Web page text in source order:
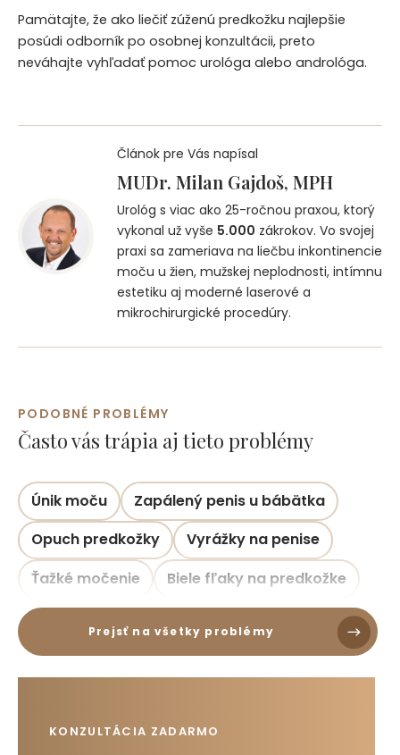
Pamätajte, že ako liečiť zúženú predkožku najlepšie
posúdi odborník po osobnej konzultácii, preto
neváhajte vyhľadať pomoc urológa alebo andrológa.
Článok pre Vás napísal
MUDr. Milan Gajdoš, MPH
Urológ s viac ako 25-ročnou praxou, ktorý
vykonal už vyše 5.000 zákrokov. Vo svojej
praxi sa zameriava na liečbu inkontinencie
moču u žien, mužskej neplodnosti, intímnu
estetiku aj moderné laserové a
mikrochirurgické procedúry.
PODOBNÉ PROBLÉMY
Často vás trápia aj tieto problémy
Únik moču
Zapálený penis u bábätka
Opuch predkožky
Vyrážky na penise
Ťažké močenie
Biele fľaky na predkožke
Prejsť na všetky problémy
KONZULTÁCIA ZADARMO